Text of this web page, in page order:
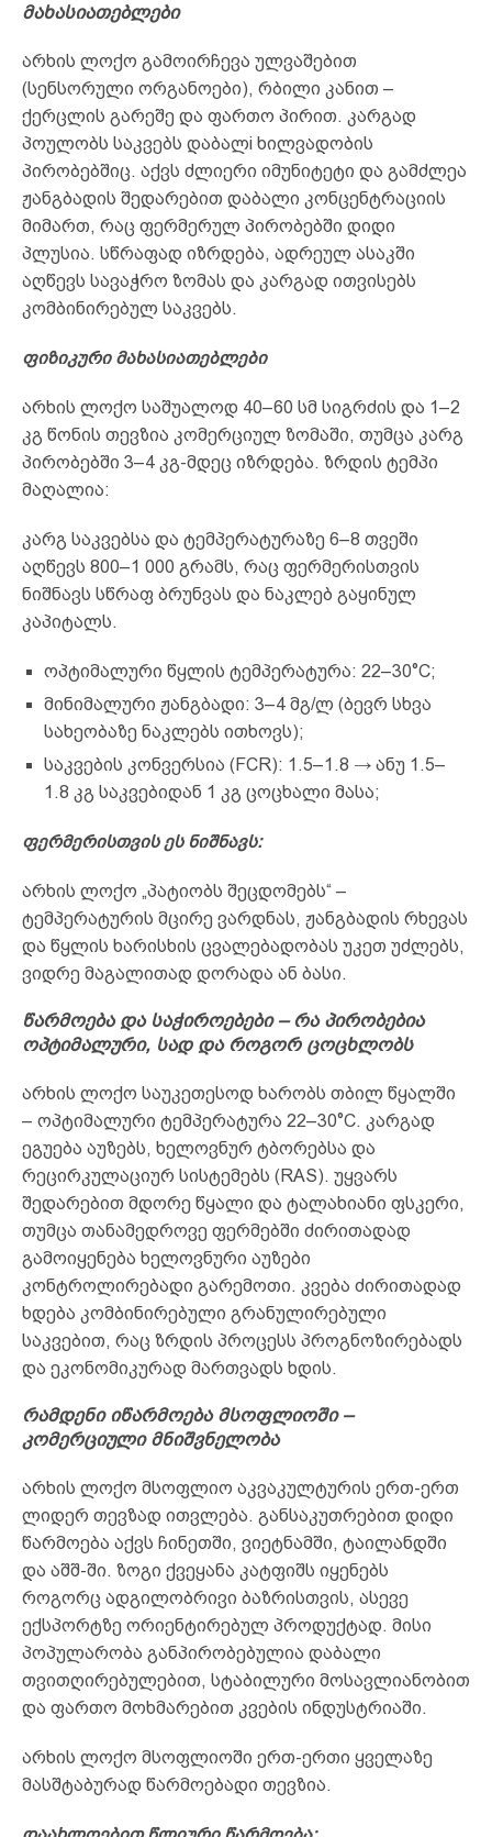
მახასიათებლები
არხის ლოქო გამოირჩევა ულვაშებით
(სენსორული ორგანოები), რბილი კანით –
ქერცლის გარეშე და ფართო პირით. კარგად
პოულობს საკვებს დაბალi ხილვადობის
პირობებშიც. აქვს ძლიერი იმუნიტეტი და გამძლეა
ჟანგბადის შედარებით დაბალი კონცენტრაციის
მიმართ, რაც ფერმერულ პირობებში დიდი
პლუსია. სწრაფად იზრდება, ადრეულ ასაკში
აღწევს სავაჭრო ზომას და კარგად ითვისებს
კომბინირებულ საკვებს.
ფიზიკური მახასიათებლები
არხის ლოქო საშუალოდ 40–60 სმ სიგრძის და 1–2
კგ წონის თევზია კომერციულ ზომაში, თუმცა კარგ
პირობებში 3–4 კგ-მდეც იზრდება. ზრდის ტემპი
მაღალია:
კარგ საკვებსა და ტემპერატურაზე 6–8 თვეში
აღწევს 800–1 000 გრამს, რაც ფერმერისთვის
ნიშნავს სწრაფ ბრუნვას და ნაკლებ გაყინულ
კაპიტალს.
ოპტიმალური წყლის ტემპერატურა: 22–30°C;
მინიმალური ჟანგბადი: 3–4 მგ/ლ (ბევრ სხვა
სახეობაზე ნაკლებს ითხოვს);
საკვების კონვერსია (FCR): 1.5–1.8 → ანუ 1.5–
1.8 კგ საკვებიდან 1 კგ ცოცხალი მასა;
ფერმერისთვის ეს ნიშნავს:
არხის ლოქო „პატიობს შეცდომებს“ –
ტემპერატურის მცირე ვარდნას, ჟანგბადის რხევას
და წყლის ხარისხის ცვალებადობას უკეთ უძლებს,
ვიდრე მაგალითად დორადა ან ბასი.
წარმოება და საჭიროებები – რა პირობებია
ოპტიმალური, სად და როგორ ცოცხლობს
არხის ლოქო საუკეთესოდ ხარობს თბილ წყალში
– ოპტიმალური ტემპერატურა 22–30°C. კარგად
ეგუება აუზებს, ხელოვნურ ტბორებსა და
რეცირკულაციურ სისტემებს (RAS). უყვარს
შედარებით მდორე წყალი და ტალახიანი ფსკერი,
თუმცა თანამედროვე ფერმებში ძირითადად
გამოიყენება ხელოვნური აუზები
კონტროლირებადი გარემოთი. კვება ძირითადად
ხდება კომბინირებული გრანულირებული
საკვებით, რაც ზრდის პროცესს პროგნოზირებადს
და ეკონომიკურად მართვადს ხდის.
რამდენი იწარმოება მსოფლიოში –
კომერციული მნიშვნელობა
არხის ლოქო მსოფლიო აკვაკულტურის ერთ-ერთ
ლიდერ თევზად ითვლება. განსაკუთრებით დიდი
წარმოება აქვს ჩინეთში, ვიეტნამში, ტაილანდში
და აშშ-ში. ზოგი ქვეყანა კატფიშს იყენებს
როგორც ადგილობრივი ბაზრისთვის, ასევე
ექსპორტზე ორიენტირებულ პროდუქტად. მისი
პოპულარობა განპირობებულია დაბალი
თვითღირებულებით, სტაბილური მოსავლიანობით
და ფართო მოხმარებით კვების ინდუსტრიაში.
არხის ლოქო მსოფლიოში ერთ-ერთი ყველაზე
მასშტაბურად წარმოებადი თევზია.